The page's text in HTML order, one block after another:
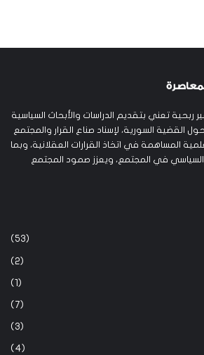
تعني بتقديم الدراسات والأبحاث السياسية
القضية السورية، لإسناد صناع القرار والمجتمع
المساهمة في اتخاذ القرارات العقلانية، وبما
في المجتمع، ويعزز صمود المجتمع
(53)
(2)
(1)
(7)
(3)
(4)